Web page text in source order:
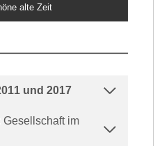
alte Zeit
und 2017
Gesellschaft im